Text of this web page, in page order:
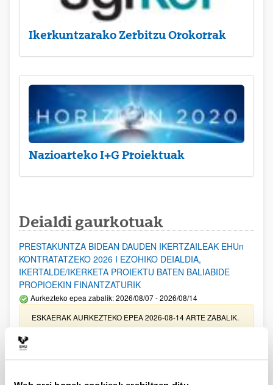
Ikerkuntzarako Zerbitzu Orokorrak
Nazioarteko I+G Proiektuak
Deialdi gaurkotuak
PRESTAKUNTZA BIDEAN DAUDEN IKERTZAILEAK EHUn
KONTRATATZEKO 2026 I EZOHIKO DEIALDIA,
IKERTALDE/IKERKETA PROIEKTU BATEN BALIABIDE
PROPIOEKIN FINANTZATURIK
Aurkezteko epea zabalik: 2026/08/07 - 2026/08/14
ESKAERAK AURKEZTEKO EPEA 2026-08-14 ARTE ZABALIK.
UPV/EHUn Azpiegitura Zientifikoa eta Funts Bibliografikoak
erosi eta berritzeko laguntzak 2026